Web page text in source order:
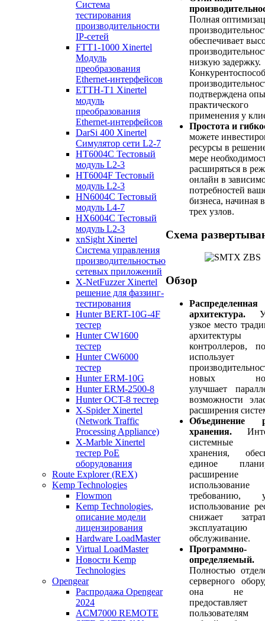
Система
тестирования
производительности
IP-сетей
FTT1-1000 Xinertel
Модуль
преобразования
Ethernet-интерфейсов
ETTH-T1 Xinertel
модуль
преобразования
Ethernet-интерфейсов
DarSi 400 Xinertel
Cимулятор сети L2-7
HT6004C Тестовый
модуль L2-3
HT6004F Тестовый
модуль L2-3
HN6004C Тестовый
модуль L4-7
HX6004C Тестовый
модуль L2-3
xnSight Xinertel
Система управления
производительностью
сетевых приложений
X-NetFuzzer Xinertel
решение для фаззинг-
тестирования
Hunter BERT-10G-4F
тестер
Hunter CW1600
тестер
Hunter CW6000
тестер
Hunter ERM-10G
Hunter ERM-2500-8
Hunter OCT-8 тестер
X-Spider Xinertel
(Network Traffic
Processing Appliance)
X-Marble Xinertel
тестер PoE
оборудования
Route Explorer (REX)
Kemp Technologies
Flowmon
Kemp Technologies,
описание модели
лицензирования
Hardware LoadMaster
Virtual LoadMaster
Новости Kemp
Technologies
Opengear
Распродажа Opengear
2024
ACM7000 REMOTE
Полная
обеспечивает
низкую задержку.
подтверждена
практического
применения у
Простота и
можете
ресурсы в
мере
расширяться в
онлайн в
потребностей
бизнеса, начиная
трех узлов.
Схема
Обзор
Распределенная
архитектура.
узкое место
архитектуры
контроллеров,
использует
новых
улучшает
возможности
расширения
Объединение
хранения.
системные
хранения,
единое
требованию,
использование
снижает
обслуживание.
Программно-
определяемый.
Полностью
серверного
она не
предоставляет